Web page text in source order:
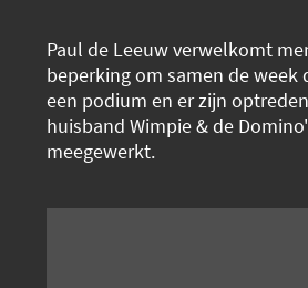
Paul de Leeuw verwelkomt
beperking om samen de
een podium en er zijn
huisband Wimpie & de
meegewerkt.